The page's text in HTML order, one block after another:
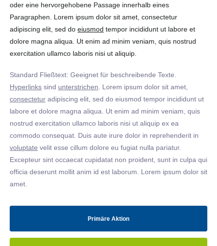
oder eine hervorgehobene Passage innerhalb eines
Paragraphen. Lorem ipsum dolor sit amet, consectetur
adipiscing elit, sed do eiusmod tempor incididunt ut labore et
dolore magna aliqua. Ut enim ad minim veniam, quis nostrud
exercitation ullamco laboris nisi ut aliquip.
Standard Fließtext: Geeignet für beschreibende Texte.
Hyperlinks sind unterstrichen . Lorem ipsum dolor sit amet,
consectetur adipiscing elit, sed do eiusmod tempor incididunt ut
labore et dolore magna aliqua. Ut enim ad minim veniam, quis
nostrud exercitation ullamco laboris nisi ut aliquip ex ea
commodo consequat. Duis aute irure dolor in reprehenderit in
voluptate velit esse cillum dolore eu fugiat nulla pariatur.
Excepteur sint occaecat cupidatat non proident, sunt in culpa qui
officia deserunt mollit anim id est laborum. Lorem ipsum dolor sit
amet.
Primäre Aktion